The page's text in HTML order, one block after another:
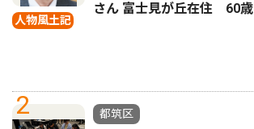
人物風土記
さん 富士見が丘在住 60歳
2
都筑区